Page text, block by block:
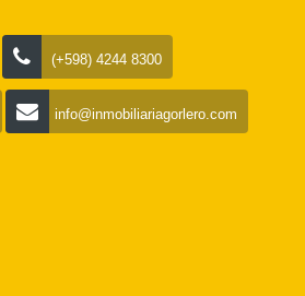
(+598) 4244 8300
info@inmobiliariagorlero.com